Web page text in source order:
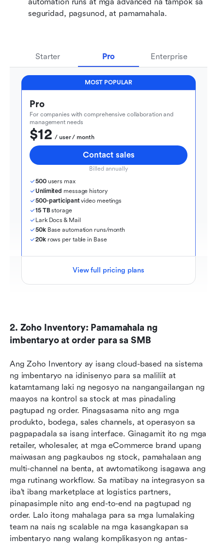
seguridad, pagsunod, at pamamahala.
Starter Pro Enterprise
MOST POPULAR
Pro
For companies with comprehensive collaboration and
management needs
$12
  / user / month
Contact sales
Billed annually
500 users max
Unlimited message history
500-participant video meetings
15 TB storage
Lark Docs & Mail
50k Base automation runs/month
20k rows per table in Base
View full pricing plans
2. Zoho Inventory: Pamamahala ng
imbentaryo at order para sa SMB
Ang Zoho Inventory ay isang cloud-based na sistema
ng imbentaryo na idinisenyo para sa maliliit at
katamtamang laki ng negosyo na nangangailangan ng
maayos na kontrol sa stock at mas pinadaling
pagtupad ng order. Pinagsasama nito ang mga
produkto, bodega, sales channels, at operasyon sa
pagpapadala sa isang interface. Ginagamit ito ng mga
retailer, wholesaler, at mga eCommerce brand upang
maiwasan ang pagkaubos ng stock, pamahalaan ang
multi-channel na benta, at awtomatikong isagawa ang
mga rutinang workflow. Sa matibay na integrasyon sa
iba’t ibang marketplace at logistics partners,
pinapasimple nito ang end-to-end na pagtupad ng
order. Lalo itong mahalaga para sa mga lumalaking
team na nais ng scalable na mga kasangkapan sa
imbentaryo nang walang komplikasyon ng antas-